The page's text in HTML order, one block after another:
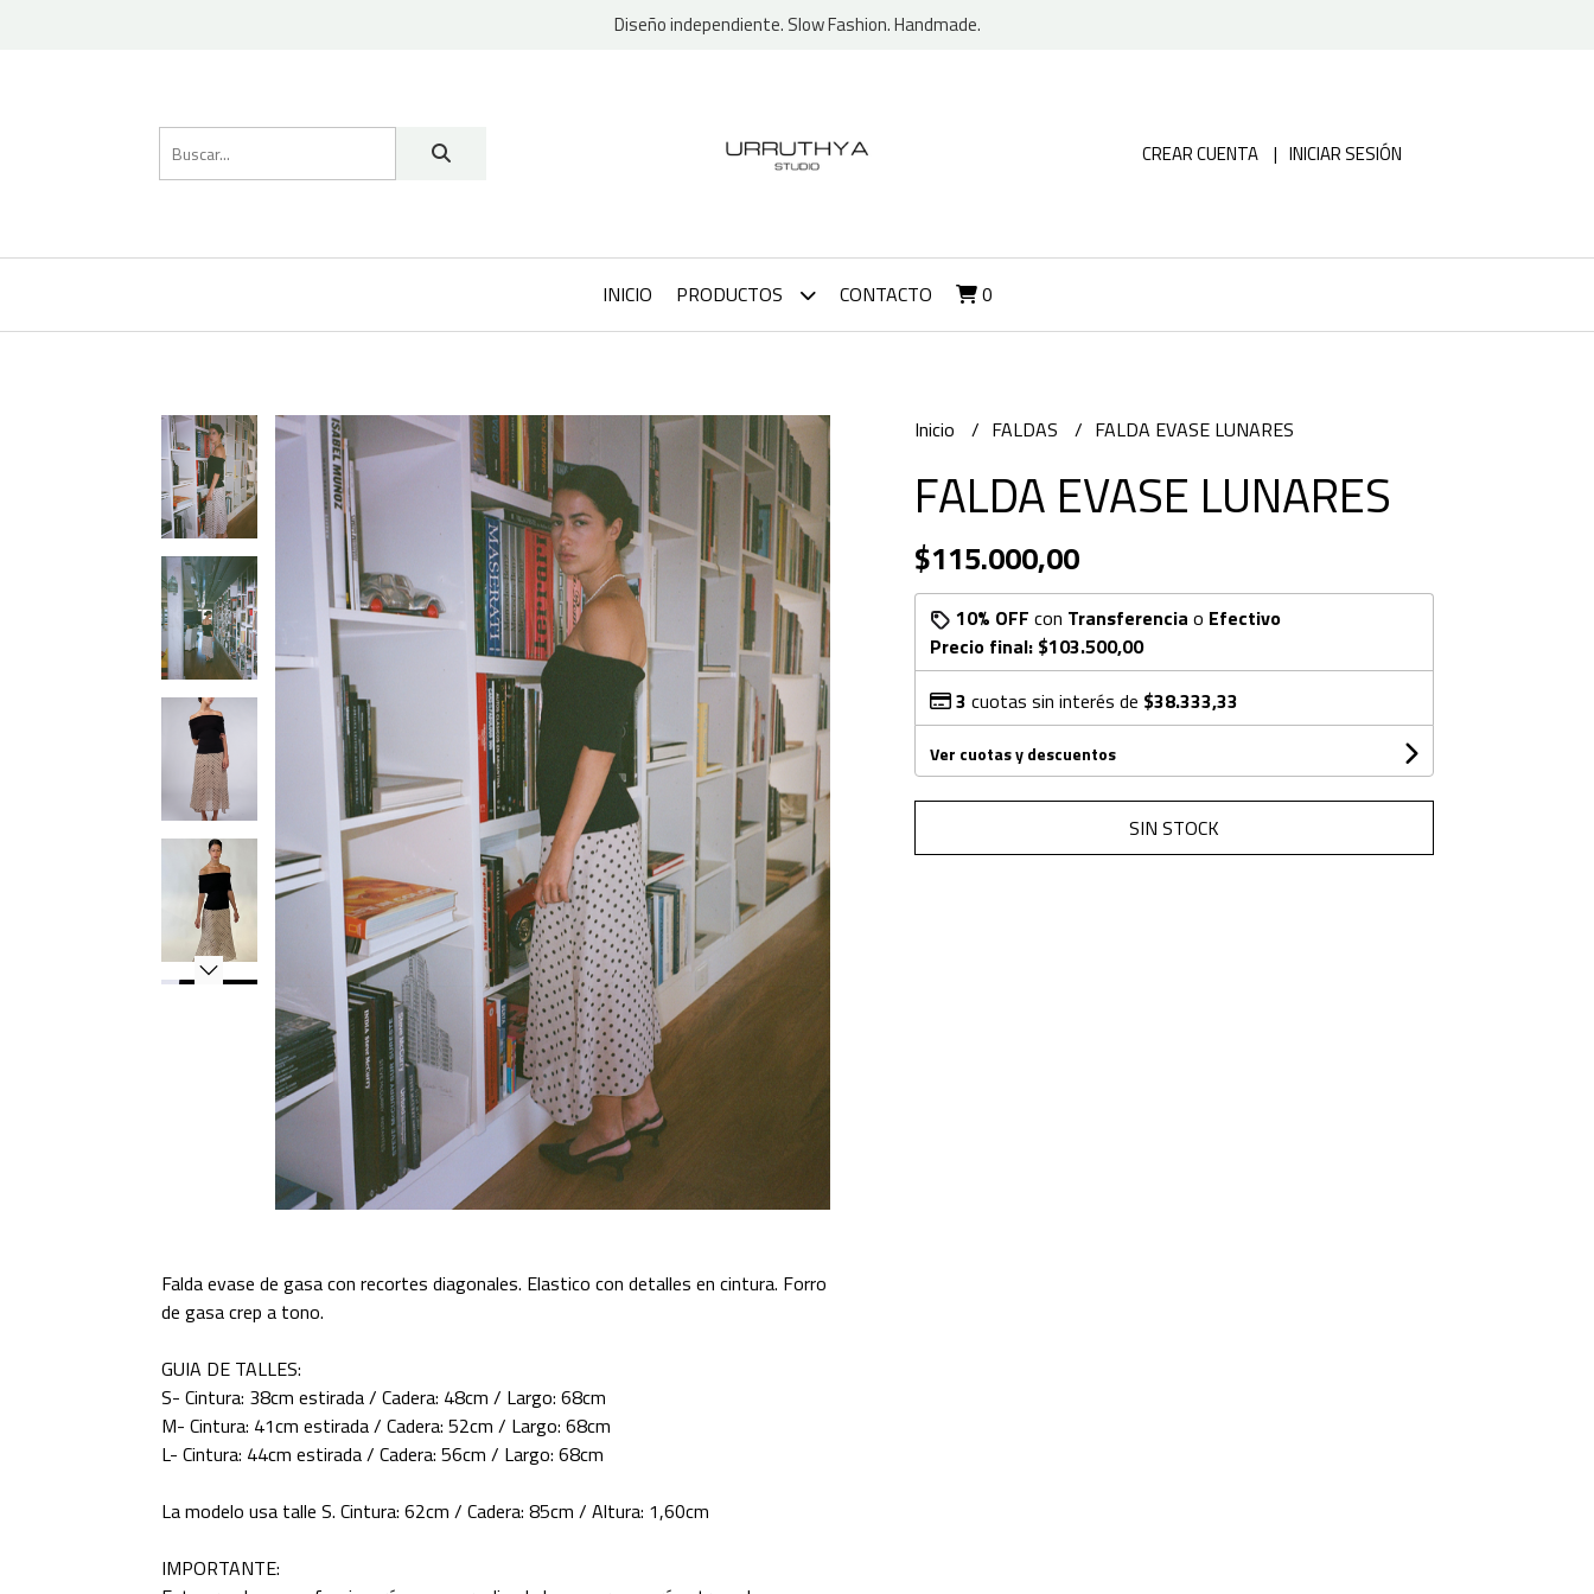
Diseño independiente. Slow Fashion. Handmade.
CREAR CUENTA INICIAR SESIÓN
INICIO PRODUCTOS CONTACTO 0
Falda evase de gasa con recortes diagonales. Elastico con detalles en cintura. Forro
de gasa crep a tono.
GUIA DE TALLES:
S- Cintura: 38cm estirada / Cadera: 48cm / Largo: 68cm
M- Cintura: 41cm estirada / Cadera: 52cm / Largo: 68cm
L- Cintura: 44cm estirada / Cadera: 56cm / Largo: 68cm
La modelo usa talle S. Cintura: 62cm / Cadera: 85cm / Altura: 1,60cm
IMPORTANTE:
Inicio FALDAS FALDA EVASE LUNARES
FALDA EVASE LUNARES
$115.000,00
10% OFF con Transferencia o Efectivo
Precio final: $103.500,00
3 cuotas sin interés de $38.333,33
Ver cuotas y descuentos
SIN STOCK